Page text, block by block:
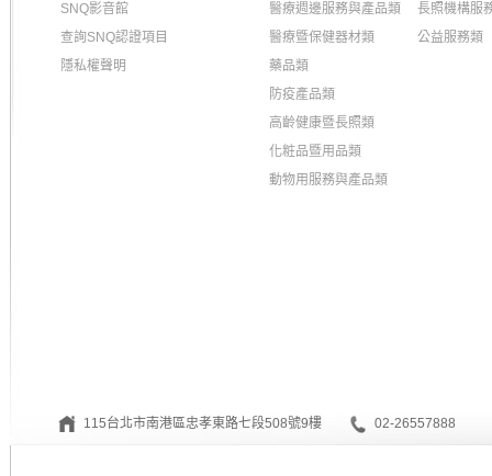
SNQ影音館
查詢SNQ認證項目
隱私權聲明
醫療週邊服務與產品類
醫療暨保健器材類
藥品類
防疫產品類
高齡健康暨長照類
化粧品暨用品類
動物用服務與產品類
長照機構服
公益服務類
115台北市南港區忠孝東路七段508號9樓 02-26557888